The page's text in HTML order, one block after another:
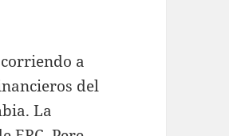
a
del
La